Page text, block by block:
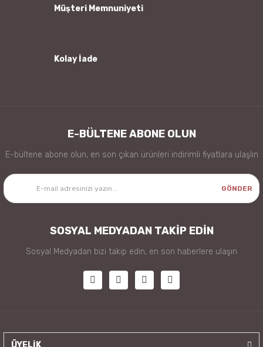
Müşteri Memnuniyeti
Kolay İade
E-BÜLTENE ABONE OLUN
E-bültene abone olun, en son çıkan ürünleri indirimli fiyatlara ulaşlın
GÖNDER
SOSYAL MEDYADAN TAKİP EDİN
Sosyal Medyadan bizi takip edin, en son haberlere ulaşın
ÜYELİK